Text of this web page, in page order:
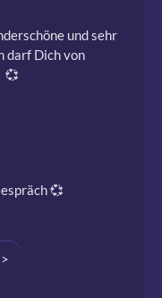
und sehr
darf Dich von
💞
💞
>